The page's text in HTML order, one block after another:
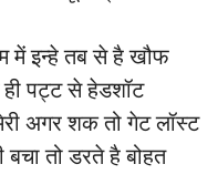
में इन्हे तब से है खौफ
पट्ट से हेडशॉट
अगर शक तो गेट लॉस्ट
बचा तो डरते है बोहत